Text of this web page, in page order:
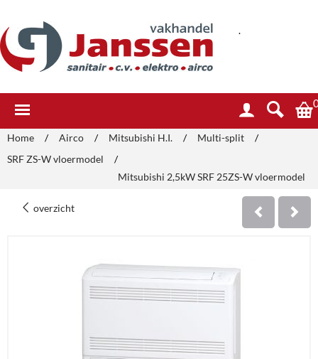
.
Home / Airco / Mitsubishi H.I. / Multi-split
/
SRF ZS-W vloermodel
/
Mitsubishi 2,5kW SRF 25ZS-W vloermodel
overzicht